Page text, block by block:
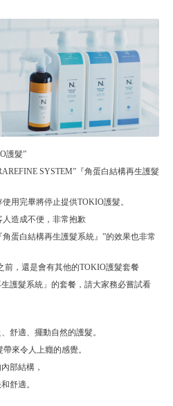
護髮”
SYSTEM”『角蛋白結構再生護髮
用完畢將停止提供TOKIO護髮。
造成不便，非常抱歉
蛋白結構再生護髮系統』”的效果也非常
前，還是會有其他的TOKIO護髮套餐
護髮系統」的套餐，請大家務必嘗試看
舒適、擺動自然的護髮。
來令人上癮的感覺。
部結構，
舒適。